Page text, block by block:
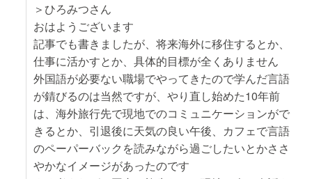
＞ひろみつさん
おはようございます
記事でも書きましたが、将来海外に移住するとか、
仕事に活かすとか、具体的目標が全くありません
外国語が必要ない職場でやってきたので学んだ言語
が錆びるのは当然ですが、やり直し始めた10年前
は、海外旅行先で現地でのコミュニケーションがで
きるとか、引退後に天気の良い午後、カフェで言語
のペーパーバックを読みながら過ごしたいとかささ
やかなイメージがあったのです